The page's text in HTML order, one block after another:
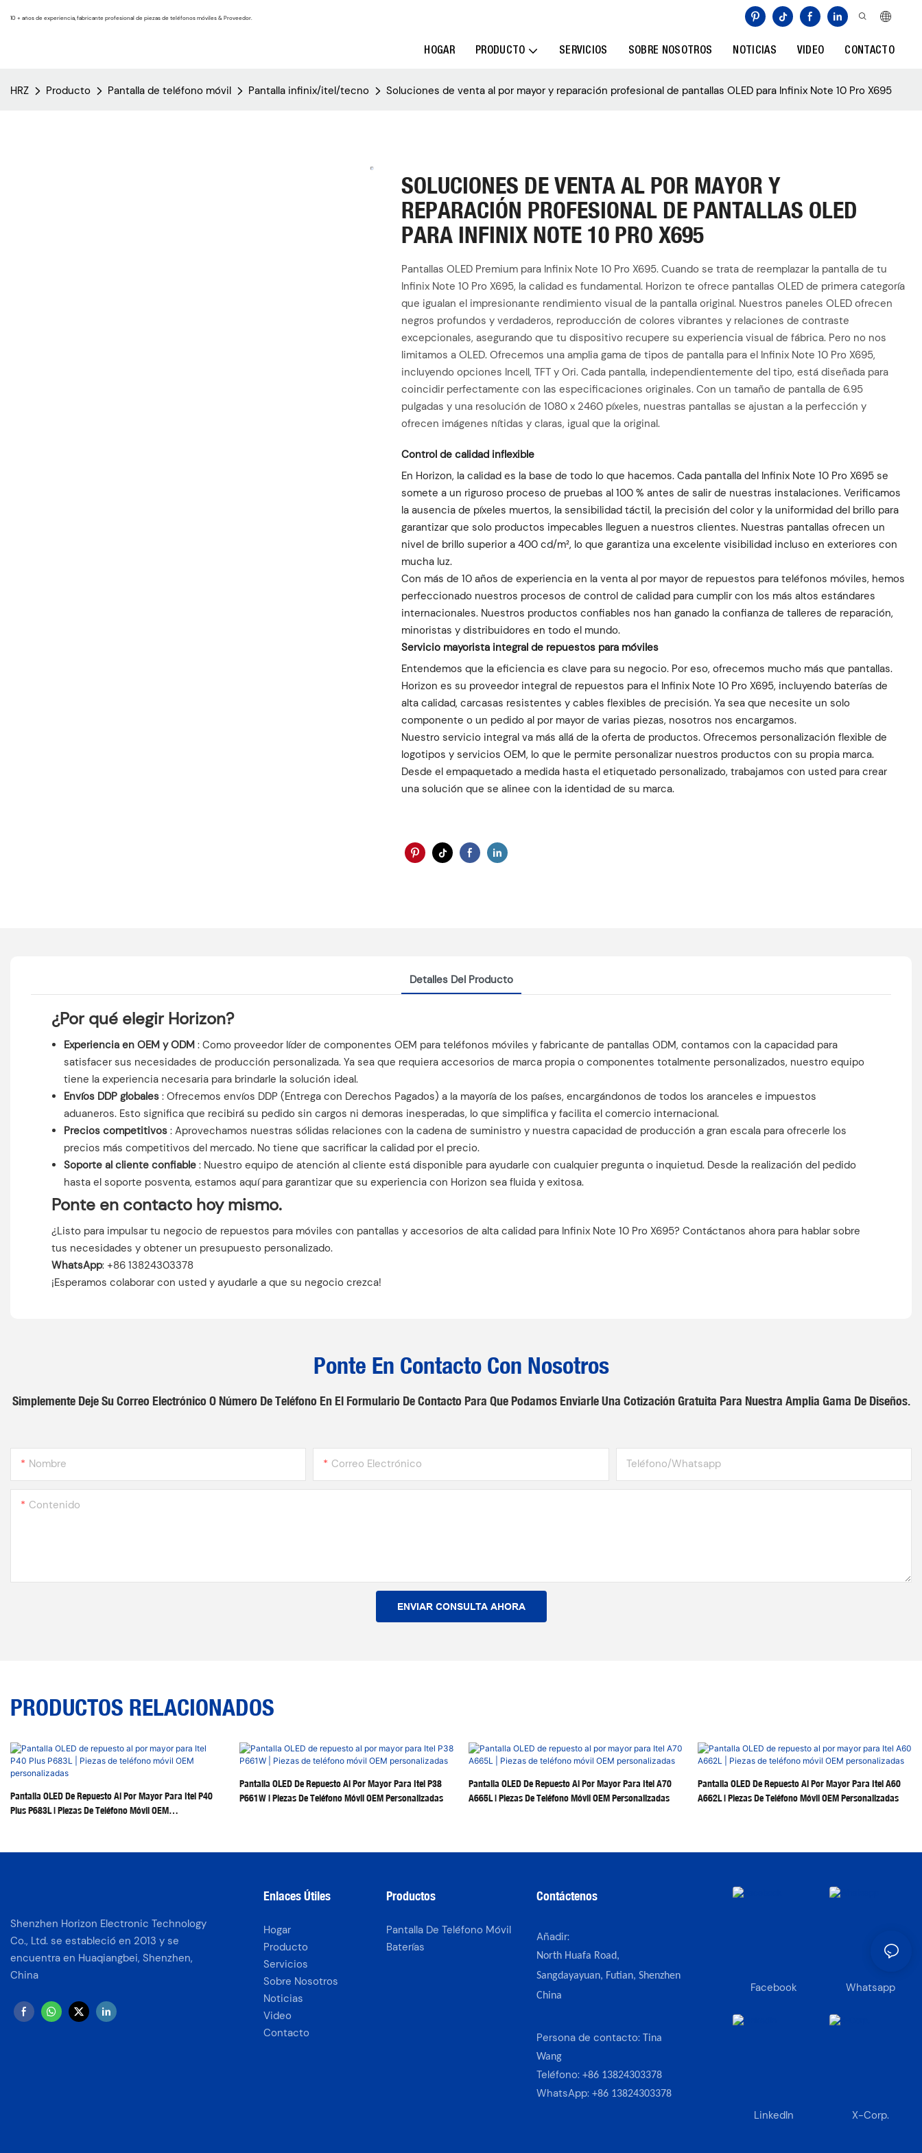
10 + años de experiencia, fabricante profesional de piezas de teléfonos móviles & Proveedor.
HOGAR PRODUCTO SERVICIOS SOBRE NOSOTROS NOTICIAS VIDEO CONTACTO
HRZ Producto Pantalla de teléfono móvil Pantalla infinix/itel/tecno Soluciones de venta al por mayor y reparación profesional de pantallas OLED para Infinix Note 10 Pro X695
SOLUCIONES DE VENTA AL POR MAYOR Y
REPARACIÓN PROFESIONAL DE PANTALLAS OLED
PARA INFINIX NOTE 10 PRO X695
Pantallas OLED Premium para Infinix Note 10 Pro X695. Cuando se trata de reemplazar la pantalla de tu
Infinix Note 10 Pro X695, la calidad es fundamental. Horizon te ofrece pantallas OLED de primera categoría
que igualan el impresionante rendimiento visual de la pantalla original. Nuestros paneles OLED ofrecen
negros profundos y verdaderos, reproducción de colores vibrantes y relaciones de contraste
excepcionales, asegurando que tu dispositivo recupere su experiencia visual de fábrica. Pero no nos
limitamos a OLED. Ofrecemos una amplia gama de tipos de pantalla para el Infinix Note 10 Pro X695,
incluyendo opciones Incell, TFT y Ori. Cada pantalla, independientemente del tipo, está diseñada para
coincidir perfectamente con las especificaciones originales. Con un tamaño de pantalla de 6.95
pulgadas y una resolución de 1080 x 2460 píxeles, nuestras pantallas se ajustan a la perfección y
ofrecen imágenes nítidas y claras, igual que la original.
Control de calidad inflexible
En Horizon, la calidad es la base de todo lo que hacemos. Cada pantalla del Infinix Note 10 Pro X695 se
somete a un riguroso proceso de pruebas al 100 % antes de salir de nuestras instalaciones. Verificamos
la ausencia de píxeles muertos, la sensibilidad táctil, la precisión del color y la uniformidad del brillo para
garantizar que solo productos impecables lleguen a nuestros clientes. Nuestras pantallas ofrecen un
nivel de brillo superior a 400 cd/m², lo que garantiza una excelente visibilidad incluso en exteriores con
mucha luz.
Con más de 10 años de experiencia en la venta al por mayor de repuestos para teléfonos móviles, hemos
perfeccionado nuestros procesos de control de calidad para cumplir con los más altos estándares
internacionales. Nuestros productos confiables nos han ganado la confianza de talleres de reparación,
minoristas y distribuidores en todo el mundo.
Servicio mayorista integral de repuestos para móviles
Entendemos que la eficiencia es clave para su negocio. Por eso, ofrecemos mucho más que pantallas.
Horizon es su proveedor integral de repuestos para el Infinix Note 10 Pro X695, incluyendo baterías de
alta calidad, carcasas resistentes y cables flexibles de precisión. Ya sea que necesite un solo
componente o un pedido al por mayor de varias piezas, nosotros nos encargamos.
Nuestro servicio integral va más allá de la oferta de productos. Ofrecemos personalización flexible de
logotipos y servicios OEM, lo que le permite personalizar nuestros productos con su propia marca.
Desde el empaquetado a medida hasta el etiquetado personalizado, trabajamos con usted para crear
una solución que se alinee con la identidad de su marca.
Detalles Del Producto
¿Por qué elegir Horizon?
Experiencia en OEM y ODM : Como proveedor líder de componentes OEM para teléfonos móviles y fabricante de pantallas ODM, contamos con la capacidad para
satisfacer sus necesidades de producción personalizada. Ya sea que requiera accesorios de marca propia o componentes totalmente personalizados, nuestro equipo
tiene la experiencia necesaria para brindarle la solución ideal.
Envíos DDP globales : Ofrecemos envíos DDP (Entrega con Derechos Pagados) a la mayoría de los países, encargándonos de todos los aranceles e impuestos
aduaneros. Esto significa que recibirá su pedido sin cargos ni demoras inesperadas, lo que simplifica y facilita el comercio internacional.
Precios competitivos : Aprovechamos nuestras sólidas relaciones con la cadena de suministro y nuestra capacidad de producción a gran escala para ofrecerle los
precios más competitivos del mercado. No tiene que sacrificar la calidad por el precio.
Soporte al cliente confiable : Nuestro equipo de atención al cliente está disponible para ayudarle con cualquier pregunta o inquietud. Desde la realización del pedido
hasta el soporte posventa, estamos aquí para garantizar que su experiencia con Horizon sea fluida y exitosa.
Ponte en contacto hoy mismo.
¿Listo para impulsar tu negocio de repuestos para móviles con pantallas y accesorios de alta calidad para Infinix Note 10 Pro X695? Contáctanos ahora para hablar sobre
tus necesidades y obtener un presupuesto personalizado.
WhatsApp: +86 13824303378
¡Esperamos colaborar con usted y ayudarle a que su negocio crezca!
Ponte En Contacto Con Nosotros
Simplemente Deje Su Correo Electrónico O Número De Teléfono En El Formulario De Contacto Para Que Podamos Enviarle Una Cotización Gratuita Para Nuestra Amplia Gama De Diseños.
Nombre Correo Electrónico Teléfono/whatsapp
Contenido
ENVIAR CONSULTA AHORA
PRODUCTOS RELACIONADOS
Pantalla OLED De Repuesto Al Por Mayor Para Itel P40
Plus P683L | Piezas De Teléfono Móvil OEM
Pantalla OLED De Repuesto Al Por Mayor Para Itel P38
P661W | Piezas De Teléfono Móvil OEM Personalizadas
Pantalla OLED De Repuesto Al Por Mayor Para Itel A70
A665L | Piezas De Teléfono Móvil OEM Personalizadas
Pantalla OLED De Repuesto Al Por Mayor Para Itel A60
A662L | Piezas De Teléfono Móvil OEM Personalizadas
Shenzhen Horizon Electronic Technology
Co., Ltd. se estableció en 2013 y se
encuentra en Huaqiangbei, Shenzhen,
China
Enlaces Útiles
Hogar
Producto
Servicios
Sobre Nosotros
Noticias
Video
Contacto
Productos
Pantalla De Teléfono Móvil
Baterías
Contáctenos
Añadir:
North Huafa Road,
Sangdayayuan, Futian, Shenzhen
China
Persona de contacto:
Tina
Wang
Teléfono: +86 13824303378
WhatsApp: +86 13824303378
Facebook Whatsapp
LinkedIn X-Corp.